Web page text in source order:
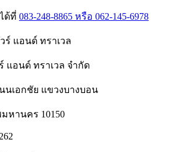
ด้ที่ 083-248-8865 หรือ 062-145-6978
แอนด์ ทราเวล จำกัด
นเอกชัย แขวงบางบอน
หานคร 10150